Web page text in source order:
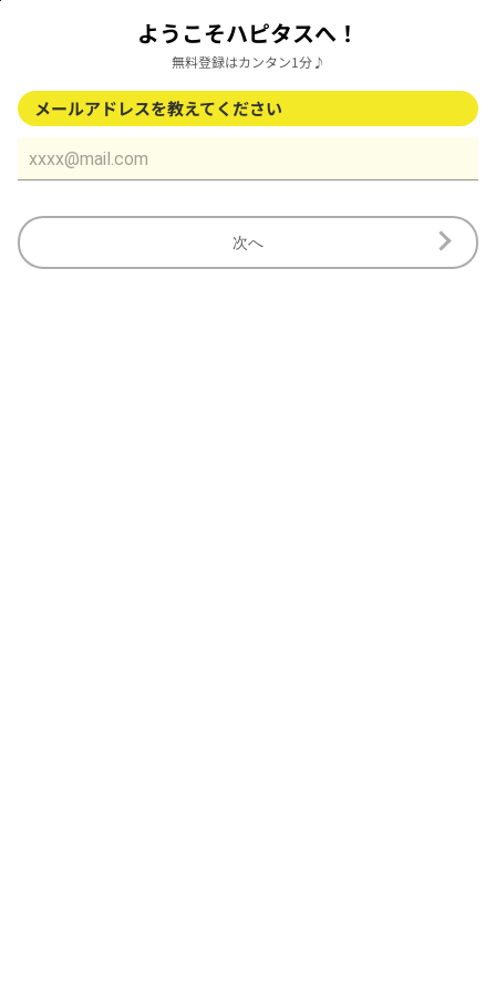
ようこそハピタスへ！
無料登録はカンタン1分♪
メールアドレスを教えてください
次へ